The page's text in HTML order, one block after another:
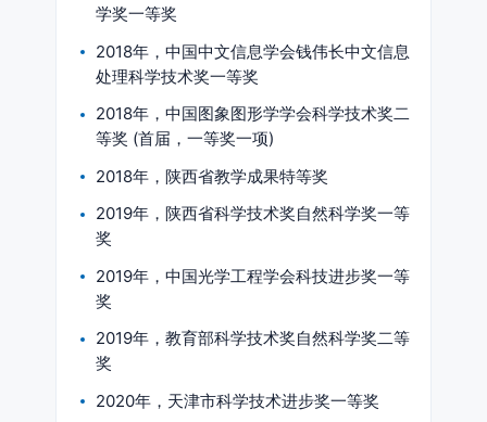
学奖一等奖
2018年，中国中文信息学会钱伟长中文信息
处理科学技术奖一等奖
2018年，中国图象图形学学会科学技术奖二
等奖 (首届，一等奖一项)
2018年，陕西省教学成果特等奖
2019年，陕西省科学技术奖自然科学奖一等
奖
2019年，中国光学工程学会科技进步奖一等
奖
2019年，教育部科学技术奖自然科学奖二等
奖
2020年，天津市科学技术进步奖一等奖